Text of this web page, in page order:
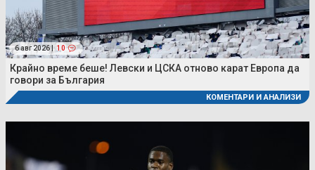
6 авг 2026 | 10
Крайно време беше! Левски и ЦСКА отново карат Европа да
говори за България
КОМЕНТАРИ И АНАЛИЗИ